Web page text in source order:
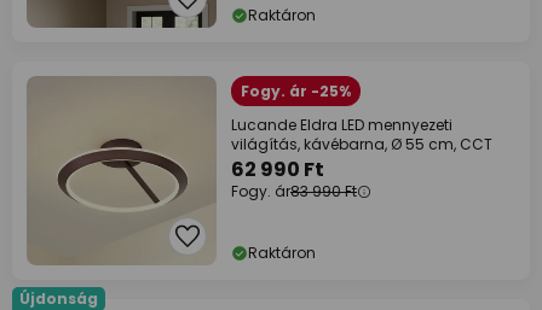
Raktáron
Fogy. ár -25%
Lucande Eldra LED mennyezeti
világítás, kávébarna, Ø 55 cm, CCT
62 990 Ft
Fogy. ár83 990 Ft
Raktáron
Újdonság